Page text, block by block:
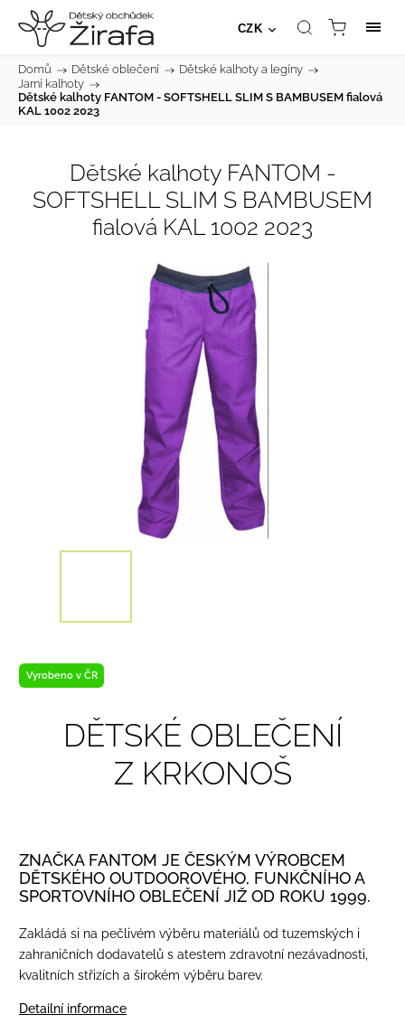
CZK
Domů / Dětské oblečení / Dětské kalhoty a legíny /
Jarní kalhoty /
Dětské kalhoty FANTOM - SOFTSHELL SLIM S BAMBUSEM fialová
KAL 1002 2023
Dětské kalhoty FANTOM -
SOFTSHELL SLIM S BAMBUSEM
fialová KAL 1002 2023
Vyrobeno v ČR
DĚTSKÉ OBLEČENÍ
Z KRKONOŠ
ZNAČKA FANTOM JE ČESKÝM VÝROBCEM
DĚTSKÉHO OUTDOOROVÉHO, FUNKČNÍHO A
SPORTOVNÍHO OBLEČENÍ JIŽ OD ROKU 1999.
Zakládá si na pečlivém výběru materiálů od tuzemských i
zahraničních dodavatelů s atestem zdravotní nezávadnosti,
kvalitních střizích a širokém výběru barev.
Detailní informace